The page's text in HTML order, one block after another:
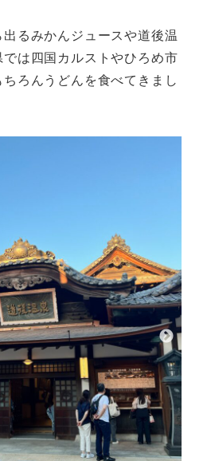
るみかんジュースや道後温
は四国カルストやひろめ市
ろんうどんを食べてきまし